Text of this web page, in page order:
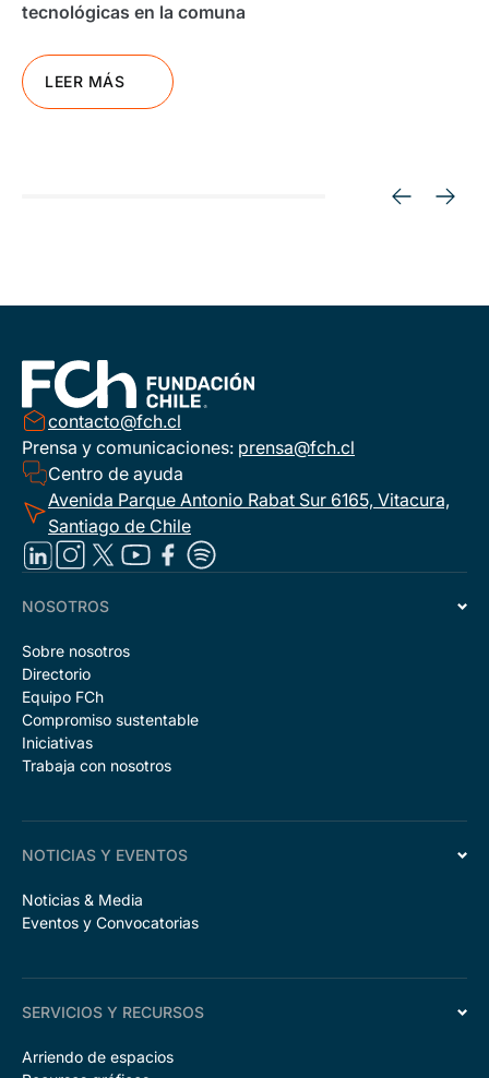
tecnológicas en la comuna
LEER MÁS
contacto@fch.cl
Prensa y comunicaciones: prensa@fch.cl
Centro de ayuda
Avenida Parque Antonio Rabat Sur 6165, Vitacura,
Santiago de Chile
NOSOTROS
Sobre nosotros
Directorio
Equipo FCh
Compromiso sustentable
Iniciativas
Trabaja con nosotros
NOTICIAS Y EVENTOS
Noticias & Media
Eventos y Convocatorias
SERVICIOS Y RECURSOS
Arriendo de espacios